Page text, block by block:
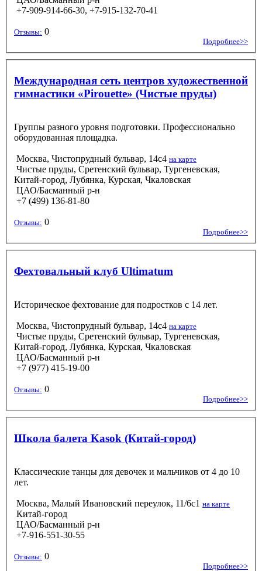
+7-909-914-66-30, +7-915-132-70-41
Отзывы: 0
Подробнее>>
Международная сеть центров художественной
гимнастики «Pirouette» (Чистые пруды)
Группы разного уровня подготовки. Профессионально
оборудованная площадка.
Москва, Чистопрудный бульвар, 14с4 на карте
Чистые пруды, Сретенский бульвар, Тургеневская,
Китай-город, Лубянка, Курская, Чкаловская
ЦАО/Басманный р-н
+7 (499) 136-81-80
Отзывы: 0
Подробнее>>
Фехтовальный клуб Ultimatum
Историческое фехтование для подростков с 14 лет.
Москва, Чистопрудный бульвар, 14с4 на карте
Чистые пруды, Сретенский бульвар, Тургеневская,
Китай-город, Лубянка, Курская, Чкаловская
ЦАО/Басманный р-н
+7 (977) 415-19-00
Отзывы: 0
Подробнее>>
Школа балета Kasok (Китай-город)
Классические танцы для девочек и мальчиков от 4 до 10
лет.
Москва, Малый Ивановский переулок, 11/6с1 на карте
Китай-город
ЦАО/Басманный р-н
+7-916-551-30-55
Отзывы: 0
Подробнее>>